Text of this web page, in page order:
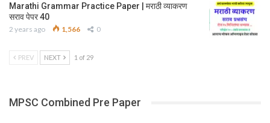
Marathi Grammar Practice Paper | मराठी व्याकरण
सराव पेपर 40
2 years ago 1,566 0
PREV NEXT 1 of 29
MPSC Combined Pre Paper